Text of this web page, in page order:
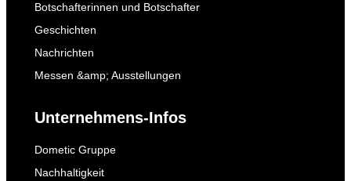
Botschafterinnen und Botschafter
Geschichten
Nachrichten
Messen &amp; Ausstellungen
Unternehmens-Infos
Dometic Gruppe
Nachhaltigkeit